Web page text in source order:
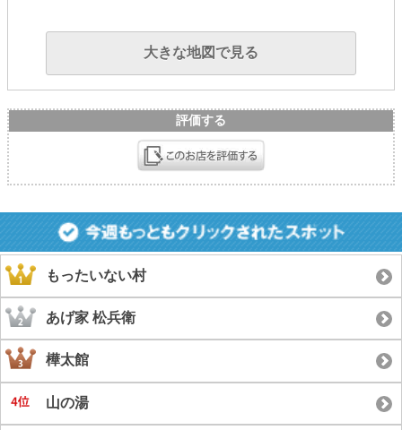
大きな地図で見る
評価する
もったいない村
あげ家 松兵衛
樺太館
山の湯